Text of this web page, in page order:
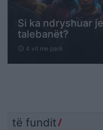
Si ka ndryshuar
talebanët?
schedule 4 vit me parë
të fundit